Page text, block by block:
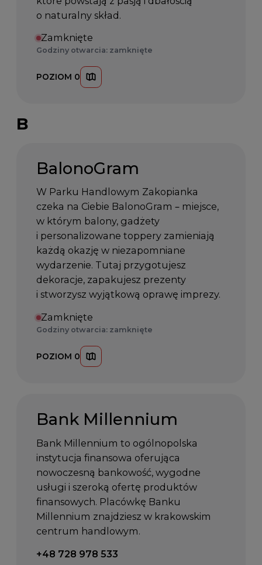
o naturalny skład.
Zamknięte
Godziny otwarcia: zamknięte
POZIOM 0
B
BalonoGram
W Parku Handlowym Zakopianka
czeka na Ciebie BalonoGram – miejsce,
w którym balony, gadżety
i personalizowane toppery zamieniają
każdą okazję w niezapomniane
wydarzenie. Tutaj przygotujesz
dekoracje, zapakujesz prezenty
i stworzysz wyjątkową oprawę imprezy.
Zamknięte
Godziny otwarcia: zamknięte
POZIOM 0
Bank Millennium
Bank Millennium to ogólnopolska
instytucja finansowa oferująca
nowoczesną bankowość, wygodne
usługi i szeroką ofertę produktów
finansowych. Placówkę Banku
Millennium znajdziesz w krakowskim
centrum handlowym.
Telefon kontaktowy:
+48 728 978 533